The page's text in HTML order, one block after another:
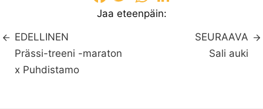
Jaa eteenpäin:
EDELLINEN
Prässi-treeni -maraton
x Puhdistamo
SEURAAVA
Sali auki